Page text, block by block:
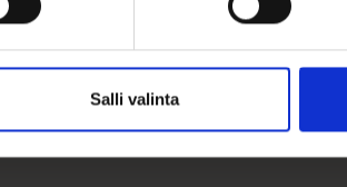
Salli valinta
sormuksen tai korun